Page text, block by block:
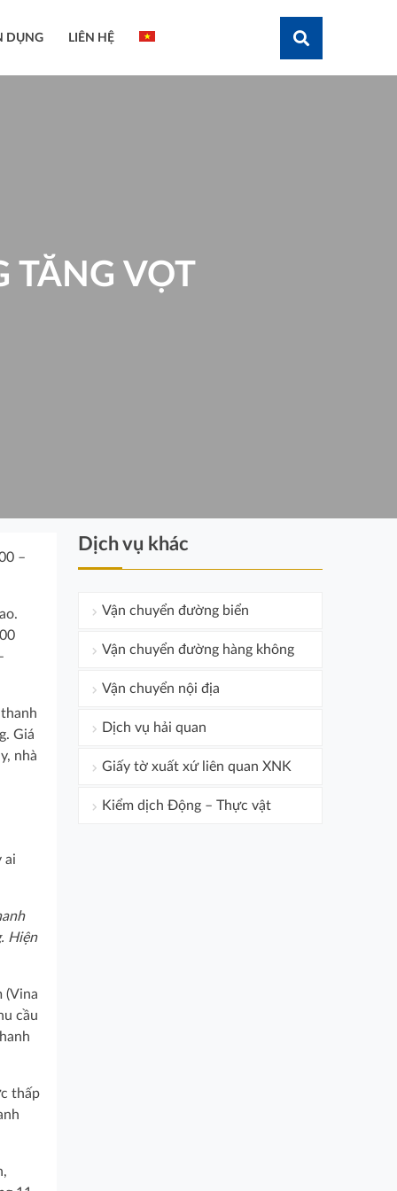
DỤNG LIÊN HỆ
TĂNG VỌT
–
Giá
nhà
ai
Hiện
(Vina
cầu
thấp
Dịch vụ khác
Vận chuyển đường biển
Vận chuyển đường hàng không
Vận chuyển nội địa
Dịch vụ hải quan
Giấy tờ xuất xứ liên quan XNK
Kiểm dịch Động – Thực vật